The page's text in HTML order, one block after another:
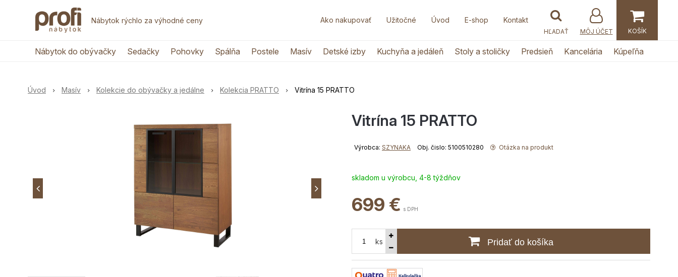
Nábytok rýchlo za výhodné ceny Ako nakupovať Užitočné Úvod E-shop Kontakt
MÔJ ÚČET
Nábytok do obývačky Sedačky Pohovky Spálňa Postele Masív Detské izby Kuchyňa a jedáleň Stoly a stoličky Predsieň Kancelária Kúpeľňa
Úvod Masív Kolekcie do obývačky a jedálne Kolekcia PRATTO Vitrína 15 PRATTO
Vitrína 15 PRATTO
Výrobca: SZYNAKA Obj. čislo: 5100510280 Otázka na produkt
skladom u výrobcu, 4-8 týždňov
699 € s DPH
ks Pridať do košíka